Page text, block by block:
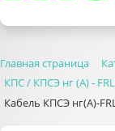
Главная страница
КПС / КПСЭ нг (А) -
Кабель КПСЭ нг(А)-